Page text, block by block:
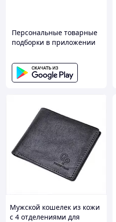
Персональные товарные
подборки в приложении
Мужской кошелек из кожи
с 4 отделениями для